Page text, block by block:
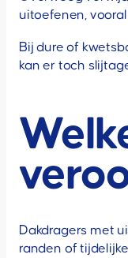
uitoefenen,
Bij dure of
kan er toch
Dakdragers met
randen of